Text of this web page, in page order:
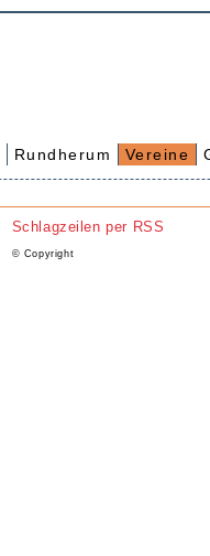
Rundherum Vereine
Schlagzeilen per RSS
© Copyright